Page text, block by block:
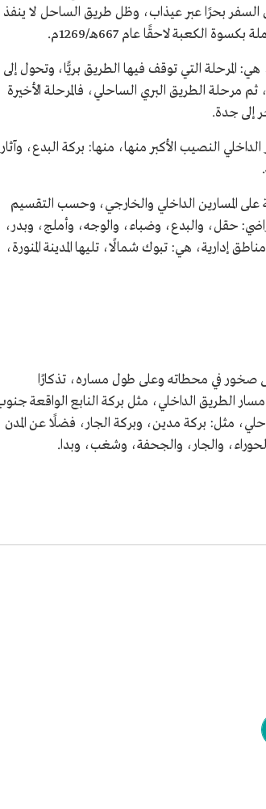
السفر بحرًا عبر عيذاب، وظل طريق الساحل لا ينفذ
الكعبة لاحقًا عام 667هـ/1269م.
المرحلة التي توقف فيها الطريق بريًّا، وتحول إلى
مرحلة الطريق البري الساحلي، فالمرحلة الأخيرة
إلى جدة.
النصيب الأكبر منها، منها: بركة البدع، وآثار
المسارين الداخلي والخارجي، وحسب التقسيم
حقل، والبدع، وضباء، والوجه، وأملج، وبدر،
إدارية، هي: تبوك شمالًا، تليها المدينة المنورة،
صخور في محطاته وعلى طول مساره، تذكارًا
الطريق الداخلي، مثل بركة النابع الواقعة
مثل: بركة مدين، وبركة الجار، فضلًا عن المدن
والجار، والجحفة، وشغب، وبدا.